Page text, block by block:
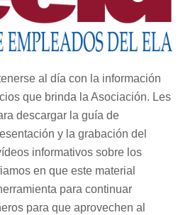
al día con la información
que brinda la Asociación. Les
descargar la guía de
y la grabación del
informativos sobre los
en que este material
para continuar
para que aprovechen al